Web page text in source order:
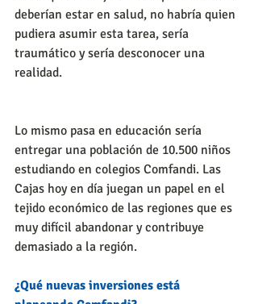
deberían estar en salud, no habría quien
pudiera asumir esta tarea, sería
traumático y sería desconocer una
realidad.
Lo mismo pasa en educación sería
entregar una población de 10.500 niños
estudiando en colegios Comfandi. Las
Cajas hoy en día juegan un papel en el
tejido económico de las regiones que es
muy difícil abandonar y contribuye
demasiado a la región.
¿Qué nuevas inversiones está